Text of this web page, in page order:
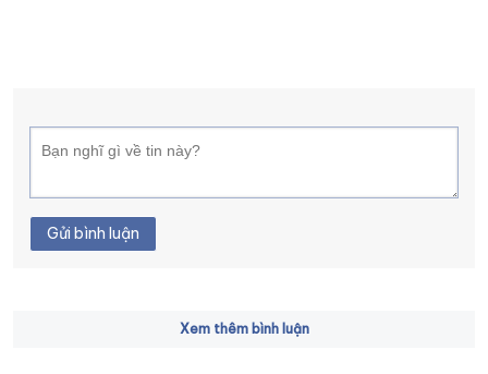
Gửi bình luận
Xem thêm bình luận